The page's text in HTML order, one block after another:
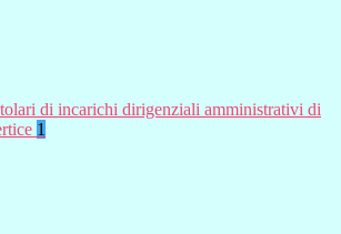
di incarichi dirigenziali amministrativi di
1